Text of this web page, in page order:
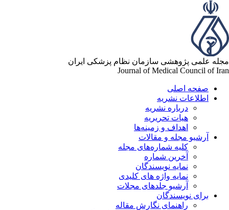
علمی پژوهشی سازمان نظام پزشکی ایران
Journal of Medical Council of
صفحه اصلی
اطلاعات نشریه
درباره نشریه
هیات تحریریه
اهداف و زمینه‌ها
آرشیو مجله و مقالات
کلیه شماره‌های مجله
آخرین شماره
نمایه نویسندگان
نمایه واژه های کلیدی
آرشیو جلدهای مجلات
برای نویسندگان
راهنمای نگارش مقاله